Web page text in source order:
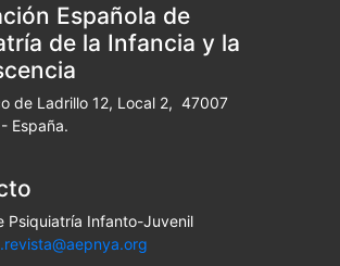
Española de
de la Infancia y la
de Ladrillo 12, Local 2, 47007
España.
Psiquiatría Infanto-Juvenil